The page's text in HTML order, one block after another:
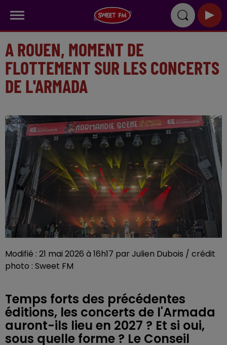
A ROUEN, MOMENT DE
FLOTTEMENT SUR LES CONCERTS
DE L'ARMADA
Modifié : 21 mai 2026 à 16h17 par Julien Dubois / crédit
photo : Sweet FM
Temps forts des précédentes
éditions, les concerts de l'Armada
auront-ils lieu en 2027 ? Et si oui,
sous quelle forme ? Le Conseil